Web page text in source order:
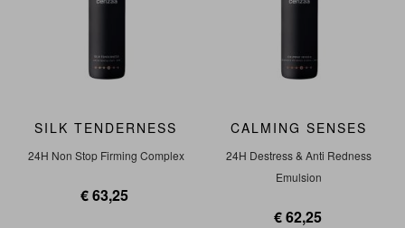
SILK TENDERNESS
24H Non Stop Firming Complex
€ 63,25
CALMING SENSES
24H Destress & Anti Redness
Emulsion
€ 62,25